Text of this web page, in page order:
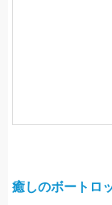
癒しのボートロ